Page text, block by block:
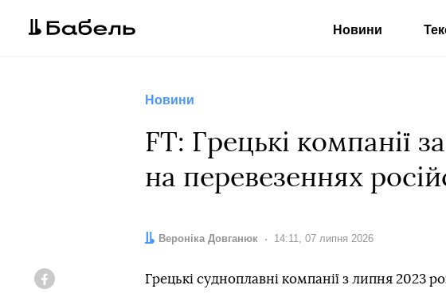
Новини
Новини
FT: Грецькі компанії
на перевезеннях
Автор:
Вероніка Довганюк Дата:
14:11, 07 липня 2026
Грецькі судноплавні компанії з липня 2023